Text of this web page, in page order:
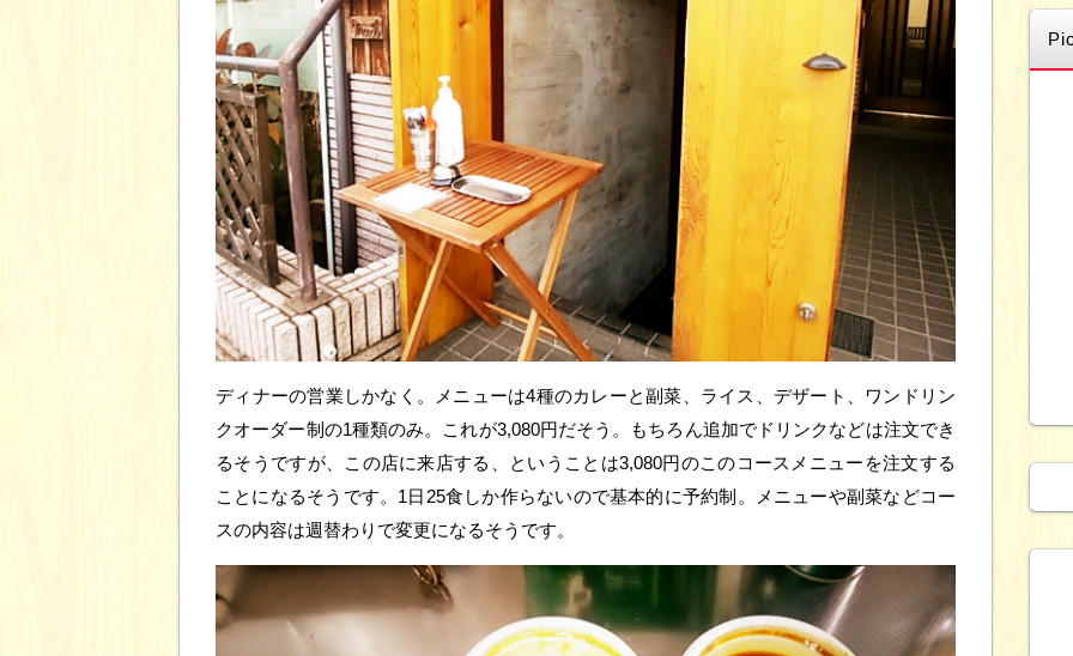
ディナーの営業しかなく。メニューは4種のカレーと副菜、ライス、デザート、ワンドリン
クオーダー制の1種類のみ。これが3,080円だそう。もちろん追加でドリンクなどは注文でき
るそうですが、この店に来店する、ということは3,080円のこのコースメニューを注文する
ことになるそうです。1日25食しか作らないので基本的に予約制。メニューや副菜などコー
スの内容は週替わりで変更になるそうです。